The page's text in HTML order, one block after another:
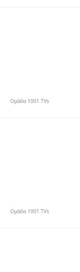
Ομάδα 1001 TVs
Ομάδα 1001 TVs